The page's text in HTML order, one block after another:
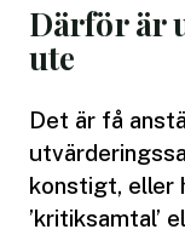
Därför är
ute
Det är få
konstigt, eller
’kritiksamtal’